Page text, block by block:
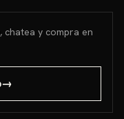
chatea y compra en
→